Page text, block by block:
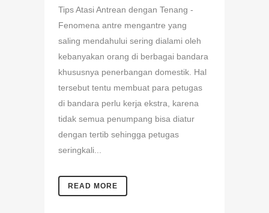
Tips Atasi Antrean dengan Tenang -
Fenomena antre mengantre yang
saling mendahului sering dialami oleh
kebanyakan orang di berbagai bandara
khususnya penerbangan domestik. Hal
tersebut tentu membuat para petugas
di bandara perlu kerja ekstra, karena
tidak semua penumpang bisa diatur
dengan tertib sehingga petugas
seringkali...
READ MORE